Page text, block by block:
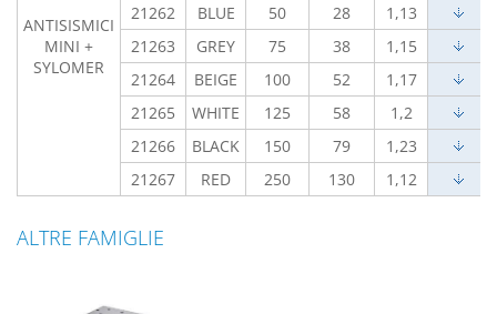
ANTISISMICI
MINI +
SYLOMER
21262
BLUE 50 28
1,13
21263
GREY 75 38
1,15
21264
BEIGE 100 52
1,17
21265
WHITE 125 58
1,2
21266
BLACK 150 79
1,23
21267
RED 250 130 1,12
ALTRE FAMIGLIE